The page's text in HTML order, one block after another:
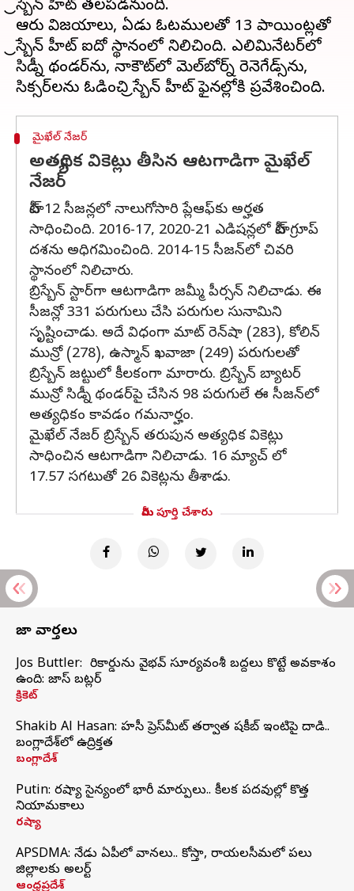
బ్రిస్బేన్ హీట్ తలపడనుంది.
ఆరు విజయాలు, ఏడు ఓటములతో 13 పాయింట్లతో
బ్రిస్బేన్ హీట్ ఐదో స్థానంలో నిలిచింది. ఎలిమినేటర్‌లో
సిడ్నీ థండర్‌ను, నాకౌట్‌లో మెల్‌బోర్న్ రెనెగేడ్స్‌ను,
మైఖేల్ నేజర్
అత్యధిక వికెట్లు తీసిన ఆటగాడిగా మైఖేల్
నేజర్
హీట్ 12 సీజన్లలో నాలుగోసారి ప్లేఆఫ్‌కు అర్హత
సాధించింది. 2016-17, 2020-21 ఎడిషన్లలో హీట్ గ్రూప్
దశను అధిగమించింది. 2014-15 సీజన్‌లో చివరి
స్థానంలో నిలిచారు.
బ్రిస్బేన్ స్టార్‌గా ఆటగాడిగా జమ్మీ పీర్సన్ నిలిచాడు. ఈ
సీజన్లో 331 పరుగులు చేసి పరుగుల సునామిని
సృష్టించాడు. అదే విధంగా మాట్ రెన్‌షా (283), కోలిన్
మున్రో (278), ఉస్మాన్ ఖవాజా (249) పరుగులతో
బ్రిస్బేన్ జట్టులో కీలకంగా మారారు. బ్రిస్బేన్ బ్యాటర్
మున్రో సిడ్నీ థండర్‌పై చేసిన 98 పరుగులే ఈ సీజన్‌లో
అత్యధికం కావడం గమనార్హం.
మైఖేల్ నేజర్ బ్రిస్బేన్ తరుపున అత్యధిక వికెట్లు
సాధించిన ఆటగాడిగా నిలిచాడు. 16 మ్యాచ్ లో
17.57 సగటుతో 26 వికెట్లను తీశాడు.
మీరు పూర్తి చేశారు
తాజా వార్తలు
Jos Buttler: నా రికార్డును వైభవ్ సూర్యవంశీ బద్దలు కొట్టే అవకాశం
ఉంది: జాస్ బట్లర్
క్రికెట్
Shakib Al Hasan: హసీనా ప్రెస్‌మీట్‌ తర్వాత షకీబ్‌ ఇంటిపై దాడి..
బంగ్లాదేశ్‌లో ఉద్రిక్తత
బంగ్లాదేశ్
Putin: రష్యా సైన్యంలో భారీ మార్పులు.. కీలక పదవుల్లో కొత్త
నియామకాలు
రష్యా
APSDMA: నేడు ఏపీలో వానలు.. కోస్తా, రాయలసీమలో పలు
జిల్లాలకు అలర్ట్
ఆంధ్రప్రదేశ్